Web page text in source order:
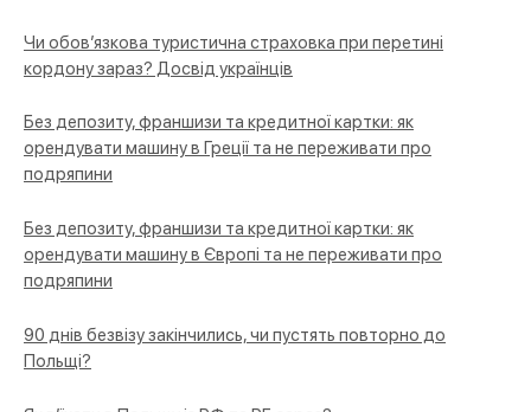
Чи обов’язкова туристична страховка при перетині
кордону зараз? Досвід українців
Без депозиту, франшизи та кредитної картки: як
орендувати машину в Греції та не переживати про
подряпини
Без депозиту, франшизи та кредитної картки: як
орендувати машину в Європі та не переживати про
подряпини
90 днів безвізу закінчились, чи пустять повторно до
Польщі?